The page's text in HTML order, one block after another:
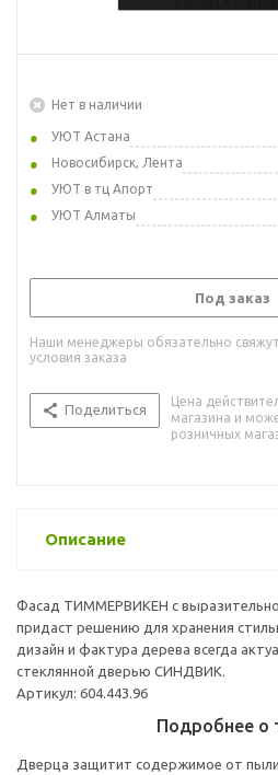
Нет в наличии
УЮТ Астана
Новосибирск, Лента
УЮТ в тц Апорт
УЮТ Алматы
Под заказ
Наши менеджеры обязательно
условия заказа
Поделиться
Цена
магазина и
розничных
Описание
Фасад ТИММЕРВИКЕН с
придаст решению для хранения
дизайн и фактура дерева всегда
стеклянной дверью СИНДВИК.
Артикул: 604.443.96
Подробнее о
Дверца защитит содержимое от пыли.